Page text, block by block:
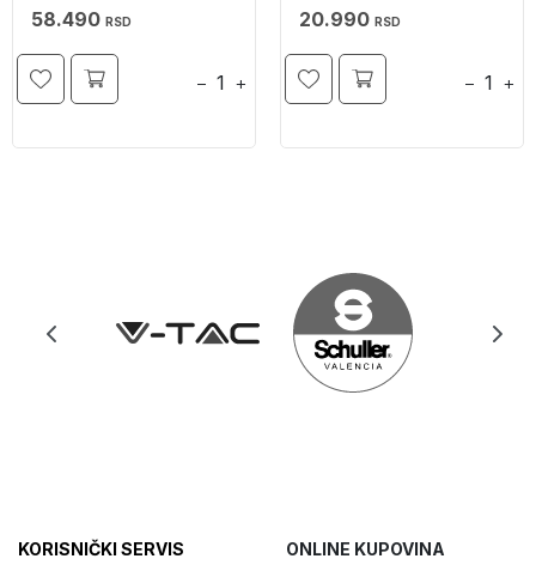
CCT dimabilno PAUL
58.490 RSD
− +
20.990 RSD
− +
KORISNIČKI SERVIS
ONLINE KUPOVINA